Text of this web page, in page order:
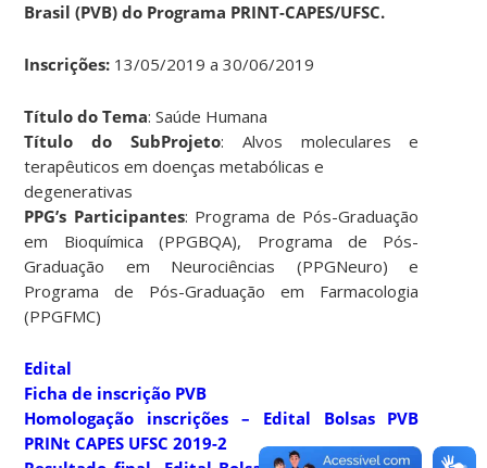
Brasil (PVB) do Programa PRINT-CAPES/UFSC.
Inscrições: 13/05/2019 a 30/06/2019
Título do Tema: Saúde Humana
Título do SubProjeto: Alvos moleculares e
terapêuticos em doenças metabólicas e
degenerativas
PPG’s Participantes: Programa de Pós-Graduação
em Bioquímica (PPGBQA), Programa de Pós-
Graduação em Neurociências (PPGNeuro) e
Programa de Pós-Graduação em Farmacologia
(PPGFMC)
Edital
Ficha de inscrição PVB
Homologação inscrições – Edital Bolsas PVB
PRINt CAPES UFSC 2019-2